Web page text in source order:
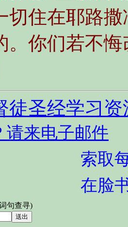
切住在耶路
。你们若不
徒圣经学习资
请来电子邮件
索取
在脸
句查寻)